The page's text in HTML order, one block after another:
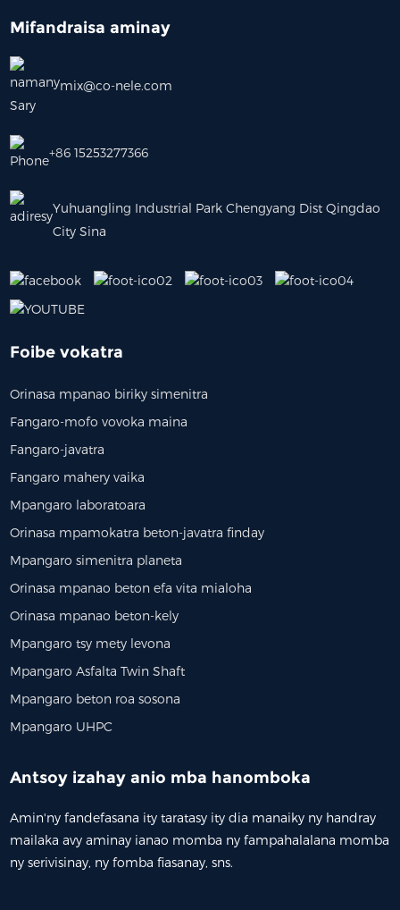
Mifandraisa aminay
mix@co-nele.com
+86 15253277366
Yuhuangling Industrial Park Chengyang Dist Qingdao
City Sina
Foibe vokatra
Orinasa mpanao biriky simenitra
Fangaro-mofo vovoka maina
Fangaro-javatra
Fangaro mahery vaika
Mpangaro laboratoara
Orinasa mpamokatra beton-javatra finday
Mpangaro simenitra planeta
Orinasa mpanao beton efa vita mialoha
Orinasa mpanao beton-kely
Mpangaro tsy mety levona
Mpangaro Asfalta Twin Shaft
Mpangaro beton roa sosona
Mpangaro UHPC
Antsoy izahay anio mba hanomboka
Amin'ny fandefasana ity taratasy ity dia manaiky ny handray
mailaka avy aminay ianao momba ny fampahalalana momba
ny serivisinay, ny fomba fiasanay, sns.